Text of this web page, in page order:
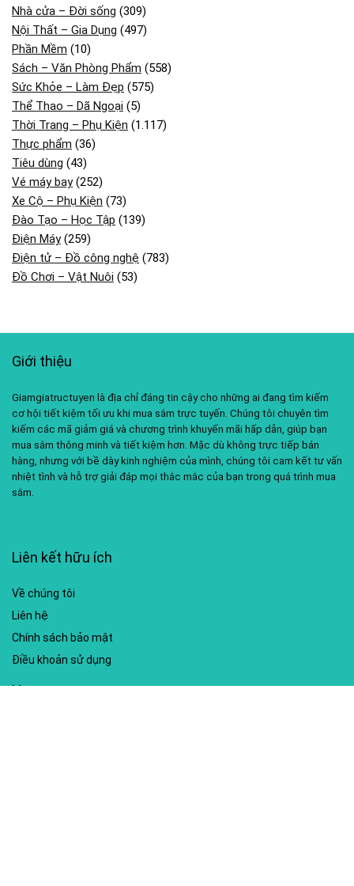
Nhà cửa – Đời sống (309)
Nội Thất – Gia Dụng (497)
Phần Mềm (10)
Sách – Văn Phòng Phẩm (558)
Sức Khỏe – Làm Đẹp (575)
Thể Thao – Dã Ngoại (5)
Thời Trang – Phụ Kiện (1.117)
Thực phẩm (36)
Tiêu dùng (43)
Vé máy bay(252)
Xe Cộ – Phụ Kiện (73)
Đào Tạo – Học Tập (139)
Điện Máy(259)
Điện tử – Đồ công nghệ (783)
Đồ Chơi – Vật Nuôi (53)
Giới thiệu
Giamgiatructuyen là địa chỉ đáng tin cậy cho những ai đang tìm kiếm
cơ hội tiết kiệm tối ưu khi mua sắm trực tuyến. Chúng tôi chuyên tìm
kiếm các mã giảm giá và chương trình khuyến mãi hấp dẫn, giúp bạn
mua sắm thông minh và tiết kiệm hơn. Mặc dù không trực tiếp bán
hàng, nhưng với bề dày kinh nghiệm của mình, chúng tôi cam kết tư vấn
nhiệt tình và hỗ trợ giải đáp mọi thắc mắc của bạn trong quá trình mua
sắm.
Liên kết hữu ích
Về chúng tôi
Liên hệ
Chính sách bảo mật
Điều khoản sử dụng
My account